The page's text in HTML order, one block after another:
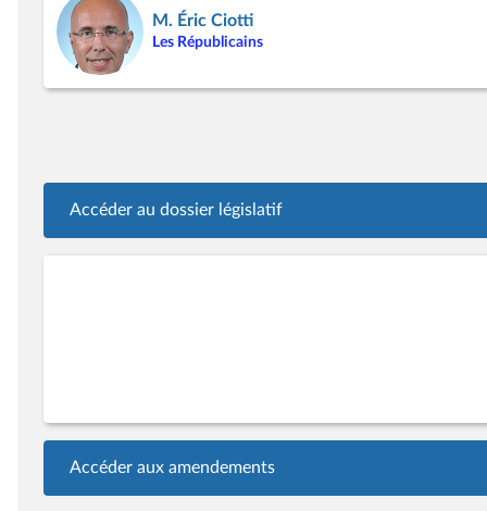
M. Éric Ciotti
Les Républicains
Accéder au dossier législatif
Accéder aux amendements